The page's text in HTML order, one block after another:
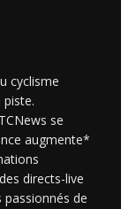
cyclisme
se
augmente*
directs-live
de